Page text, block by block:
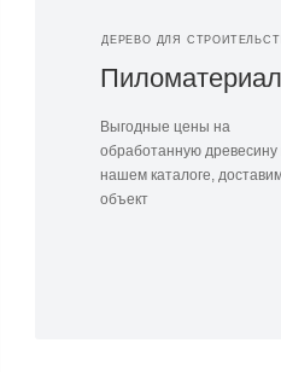
ДЕРЕВО ДЛЯ
Выгодные цены на
обработанную древесину
нашем каталоге,
объект